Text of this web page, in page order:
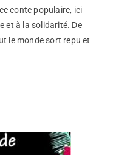
conte populaire, ici
et à la solidarité. De
le monde sort repu et